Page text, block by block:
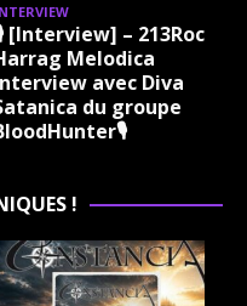
[Interview] – 213Rock
Melodica
avec Diva
du groupe
!